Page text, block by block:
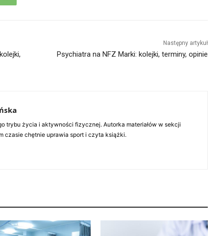
Następny artykuł
Psychiatra na NFZ Marki: kolejki, terminy, opinie
trybu życia i aktywności fizycznej. Autorka materiałów w sekcji
czasie chętnie uprawia sport i czyta książki.